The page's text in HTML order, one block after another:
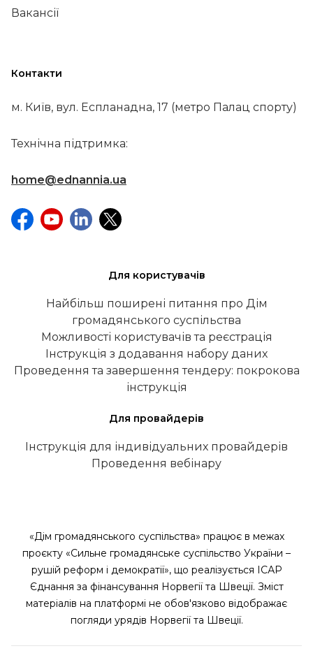
Вакансії
Контакти
м. Київ, вул. Еспланадна, 17 (метро Палац спорту)
Технічна підтримка:
home@ednannia.ua
Для користувачів
Найбільш поширені питання про Дім
громадянського суспільства
Можливості користувачів та реєстрація
Інструкція з додавання набору даних
Проведення та завершення тендеру: покрокова
інструкція
Для провайдерів
Інструкція для індивідуальних провайдерів
Проведення вебінару
«Дім громадянського суспільства» працює в межах
проєкту «Сильне громадянське суспільство України –
рушій реформ і демократії», що реалізується ІСАР
Єднання за фінансування Норвегії та Швеції. Зміст
матеріалів на платформі не обов'язково відображає
погляди урядів Норвегії та Швеції.